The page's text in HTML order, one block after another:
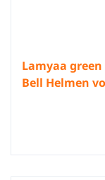
Lamyaa
Bell Helmen